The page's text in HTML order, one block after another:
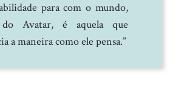
para com o mundo,
do Avatar, é aquela que
a maneira como ele pensa.”